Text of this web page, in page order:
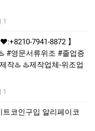
1
7941-8872 】
#영문서류위조 #졸업증
작♨️ ♨️제작업체-위조업
1
트코인구입 알리페이코